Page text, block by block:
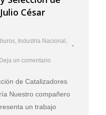
César
, Industria Nacional ,
Deja un comentario
de Catalizadores
Nuestro compañero
un trabajo